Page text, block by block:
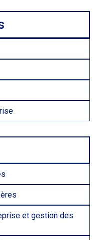
et gestion des